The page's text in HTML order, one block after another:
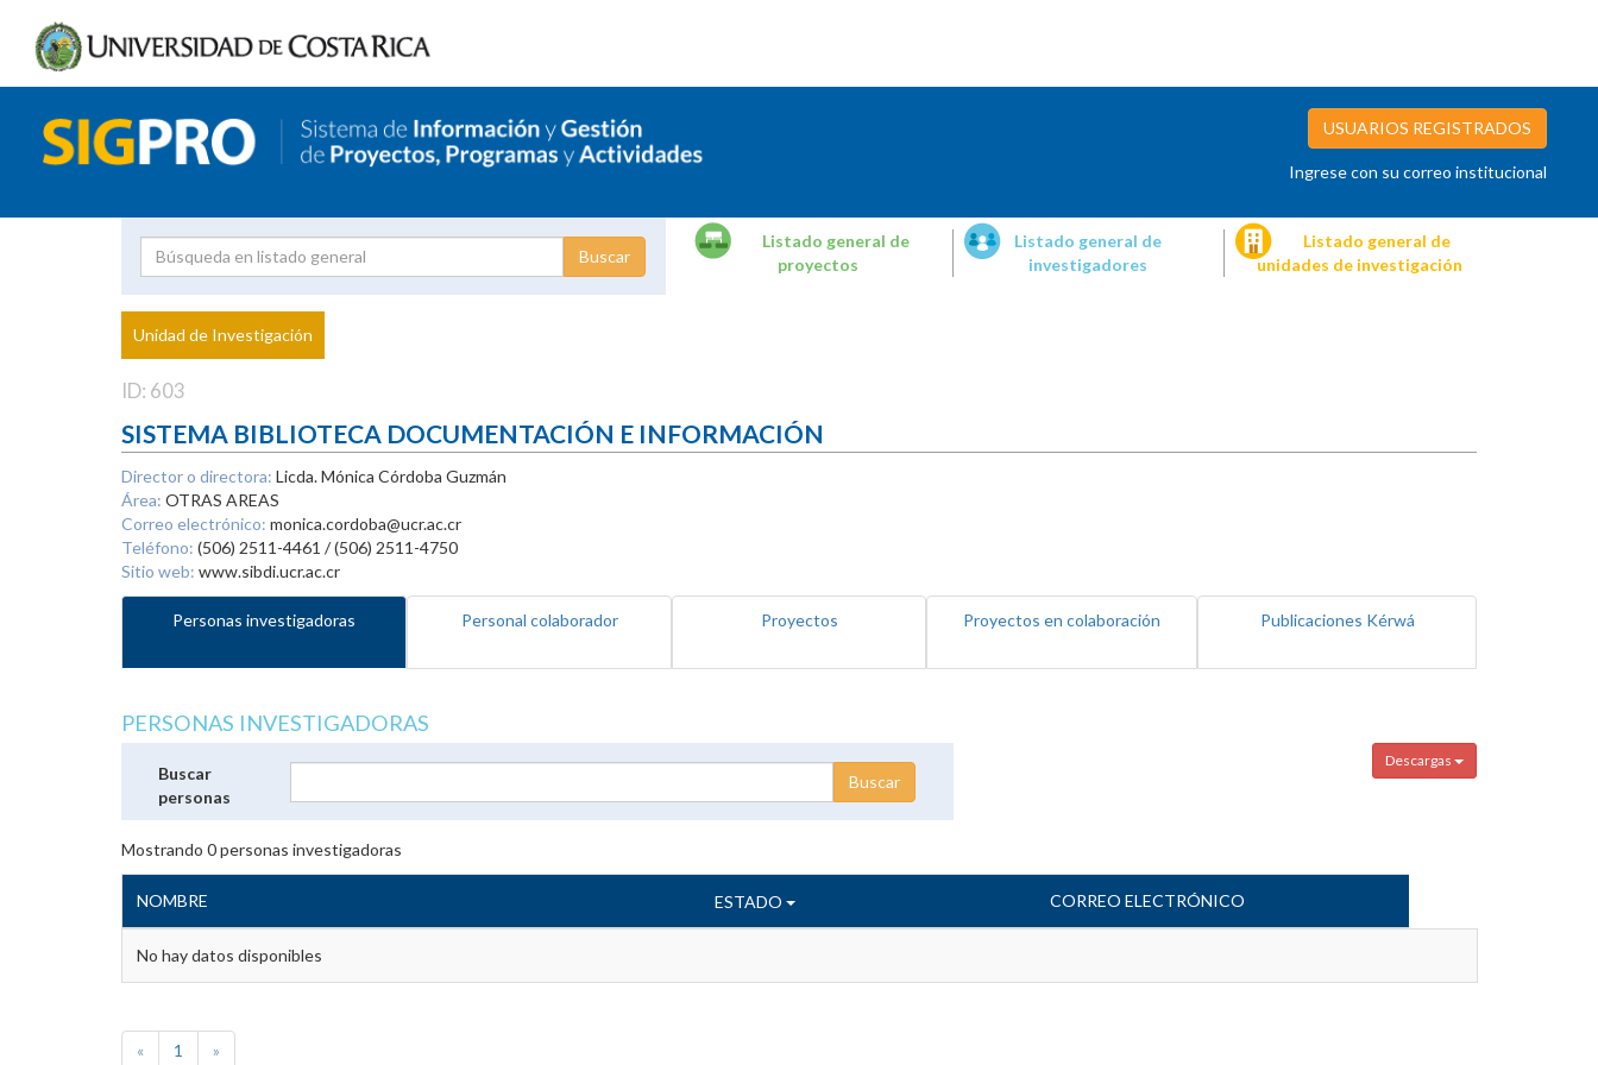
USUARIOS REGISTRADOS
Ingrese con su correo institucional
Proyecto
Investigador
Listado general de
proyectos
Listado general de
investigadores
Listado general de
unidades de investigación
Unidad de Investigación
ID: 603
SISTEMA BIBLIOTECA DOCUMENTACIÓN E INFORMACIÓN
Director o directora: Licda. Mónica Córdoba Guzmán
Área: OTRAS AREAS
Correo electrónico: monica.cordoba@ucr.ac.cr
Teléfono: (506) 2511-4461 / (506) 2511-4750
Sitio web: www.sibdi.ucr.ac.cr
Personas investigadoras Personal colaborador Proyectos Proyectos en colaboración Publicaciones Kérwá
PERSONAS INVESTIGADORAS
Descargas
Buscar
personas
Mostrando 0personas investigadoras
NOMBRE ESTADO CORREO ELECTRÓNICO
No hay datos disponibles
« 1 »